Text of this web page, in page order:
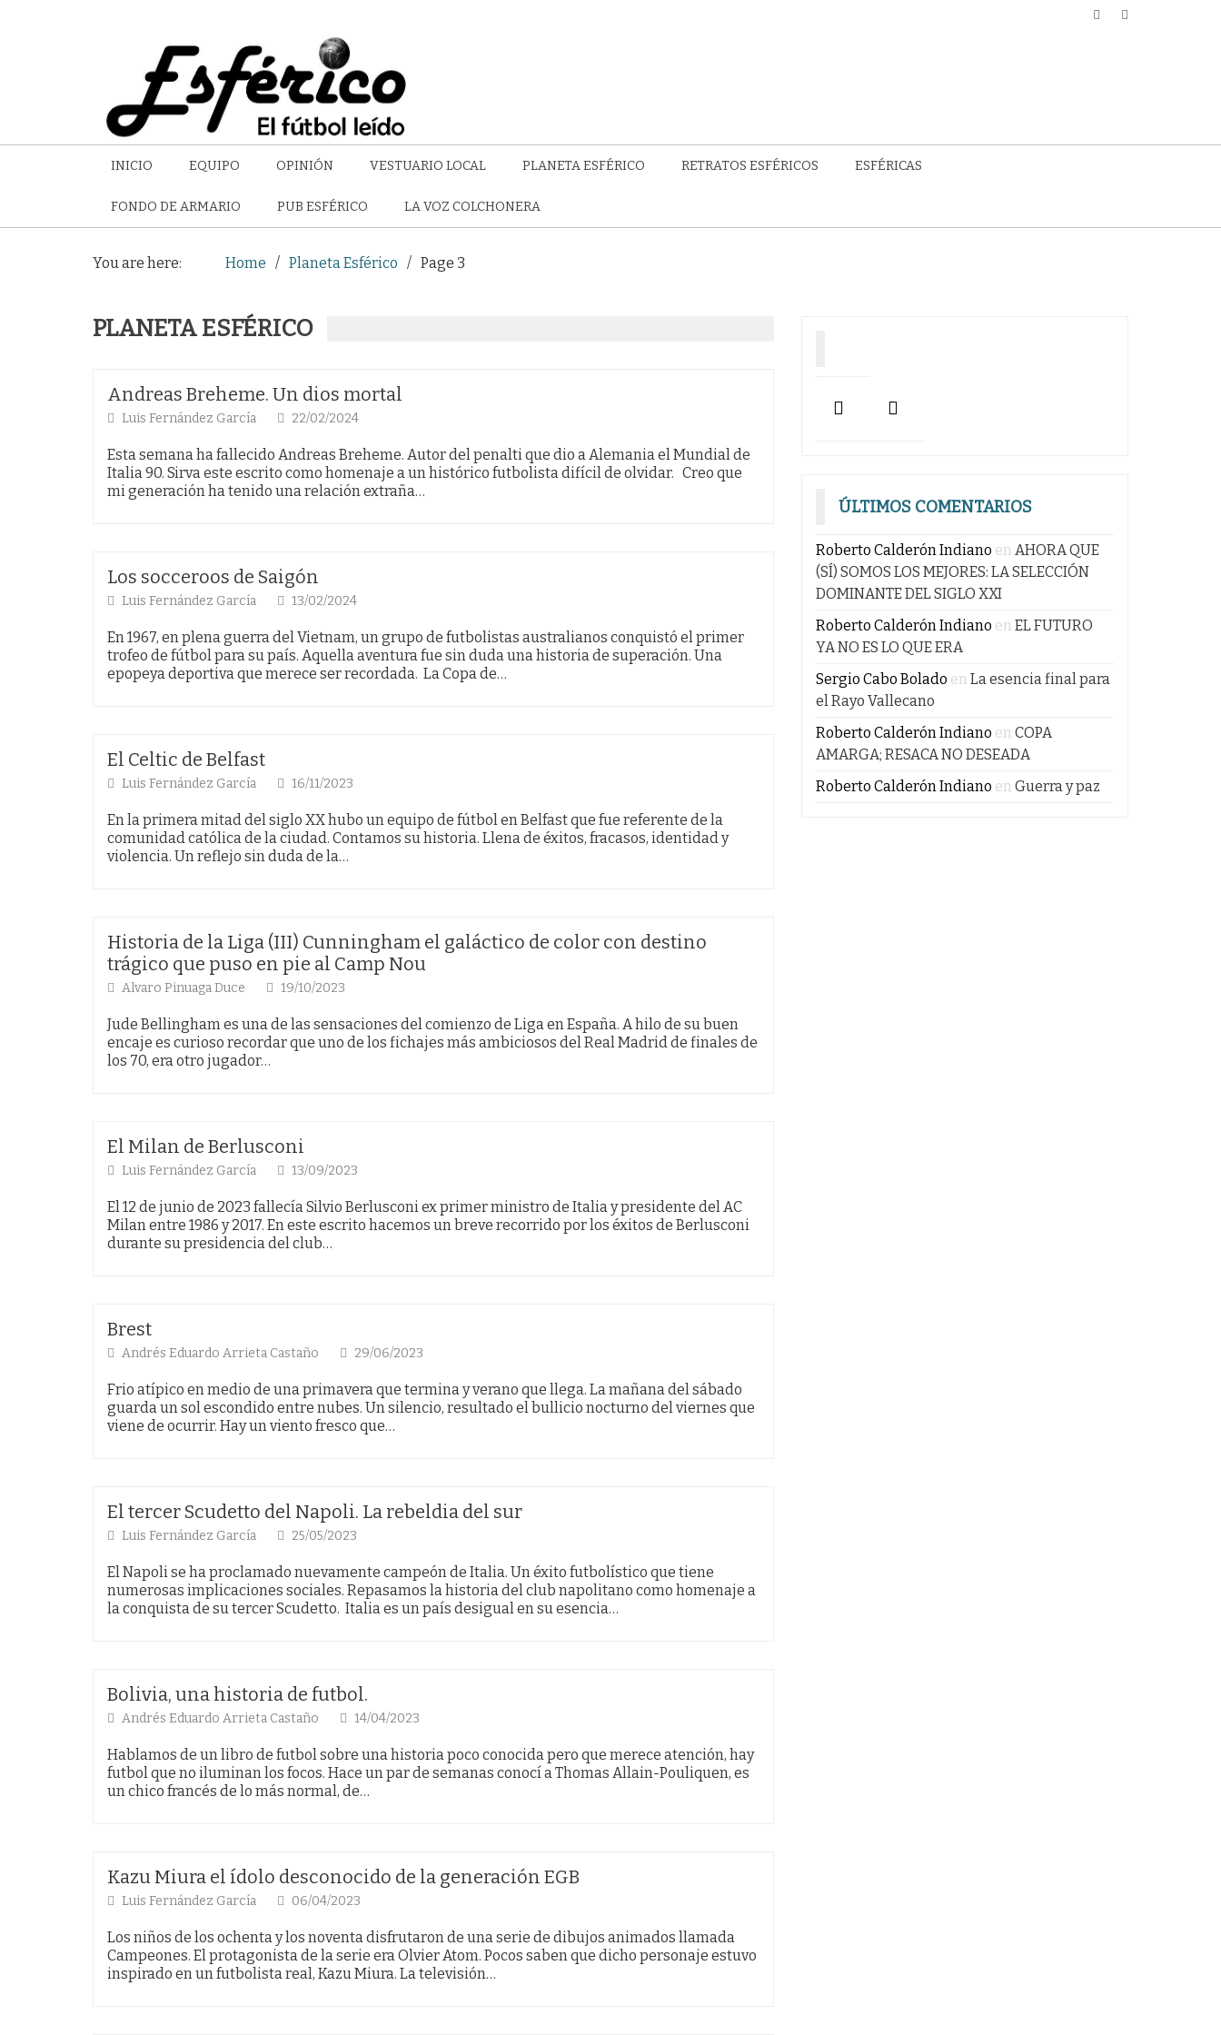
INICIO EQUIPO OPINIÓN VESTUARIO LOCAL PLANETA ESFÉRICO RETRATOS ESFÉRICOS ESFÉRICAS
FONDO DE ARMARIO PUB ESFÉRICO LA VOZ COLCHONERA
You are here: Home Planeta Esférico Page 3
PLANETA ESFÉRICO
Andreas Breheme. Un dios mortal
Luis Fernández García 22/02/2024
Esta semana ha fallecido Andreas Breheme. Autor del penalti que dio a Alemania el Mundial de
Italia 90. Sirva este escrito como homenaje a un histórico futbolista difícil de olvidar. Creo que
mi generación ha tenido una relación extraña…
Los socceroos de Saigón
Luis Fernández García 13/02/2024
En 1967, en plena guerra del Vietnam, un grupo de futbolistas australianos conquistó el primer
trofeo de fútbol para su país. Aquella aventura fue sin duda una historia de superación. Una
epopeya deportiva que merece ser recordada. La Copa de…
El Celtic de Belfast
Luis Fernández García 16/11/2023
En la primera mitad del siglo XX hubo un equipo de fútbol en Belfast que fue referente de la
comunidad católica de la ciudad. Contamos su historia. Llena de éxitos, fracasos, identidad y
violencia. Un reflejo sin duda de la…
Historia de la Liga (III) Cunningham el galáctico de color con destino
trágico que puso en pie al Camp Nou
Alvaro Pinuaga Duce 19/10/2023
Jude Bellingham es una de las sensaciones del comienzo de Liga en España. A hilo de su buen
encaje es curioso recordar que uno de los fichajes más ambiciosos del Real Madrid de finales de
los 70, era otro jugador…
El Milan de Berlusconi
Luis Fernández García 13/09/2023
El 12 de junio de 2023 fallecía Silvio Berlusconi ex primer ministro de Italia y presidente del AC
Milan entre 1986 y 2017. En este escrito hacemos un breve recorrido por los éxitos de Berlusconi
durante su presidencia del club…
Brest
Andrés Eduardo Arrieta Castaño 29/06/2023
Frio atípico en medio de una primavera que termina y verano que llega. La mañana del sábado
guarda un sol escondido entre nubes. Un silencio, resultado el bullicio nocturno del viernes que
viene de ocurrir. Hay un viento fresco que…
El tercer Scudetto del Napoli. La rebeldia del sur
Luis Fernández García 25/05/2023
El Napoli se ha proclamado nuevamente campeón de Italia. Un éxito futbolístico que tiene
numerosas implicaciones sociales. Repasamos la historia del club napolitano como homenaje a
la conquista de su tercer Scudetto. Italia es un país desigual en su esencia…
Bolivia, una historia de futbol.
Andrés Eduardo Arrieta Castaño 14/04/2023
Hablamos de un libro de futbol sobre una historia poco conocida pero que merece atención, hay
futbol que no iluminan los focos. Hace un par de semanas conocí a Thomas Allain-Pouliquen, es
un chico francés de lo más normal, de…
Kazu Miura el ídolo desconocido de la generación EGB
Luis Fernández García 06/04/2023
Los niños de los ochenta y los noventa disfrutaron de una serie de dibujos animados llamada
Campeones. El protagonista de la serie era Olvier Atom. Pocos saben que dicho personaje estuvo
inspirado en un futbolista real, Kazu Miura. La televisión…
ÚLTIMOS COMENTARIOS
Roberto Calderón Indiano en AHORA QUE
(SÍ) SOMOS LOS MEJORES: LA SELECCIÓN
DOMINANTE DEL SIGLO XXI
Roberto Calderón Indiano en EL FUTURO
YA NO ES LO QUE ERA
Sergio Cabo Bolado en La esencia final para
el Rayo Vallecano
Roberto Calderón Indiano en COPA
AMARGA; RESACA NO DESEADA
Roberto Calderón Indiano en Guerra y paz